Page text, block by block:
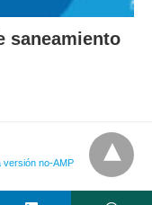
saneamiento
versión no-AMP